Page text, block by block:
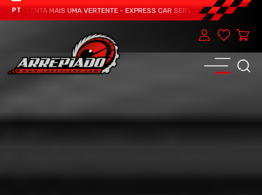
PT MAIS UMA VERTENTE - EXPRESS CAR SERVICE, MANUTENÇÃO DO